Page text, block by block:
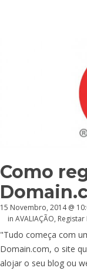
Como
15 Novembro, 2014 @
in AVALIAÇÃO,
"Tudo começa com
Domain.com, o site
alojar o seu blog ou